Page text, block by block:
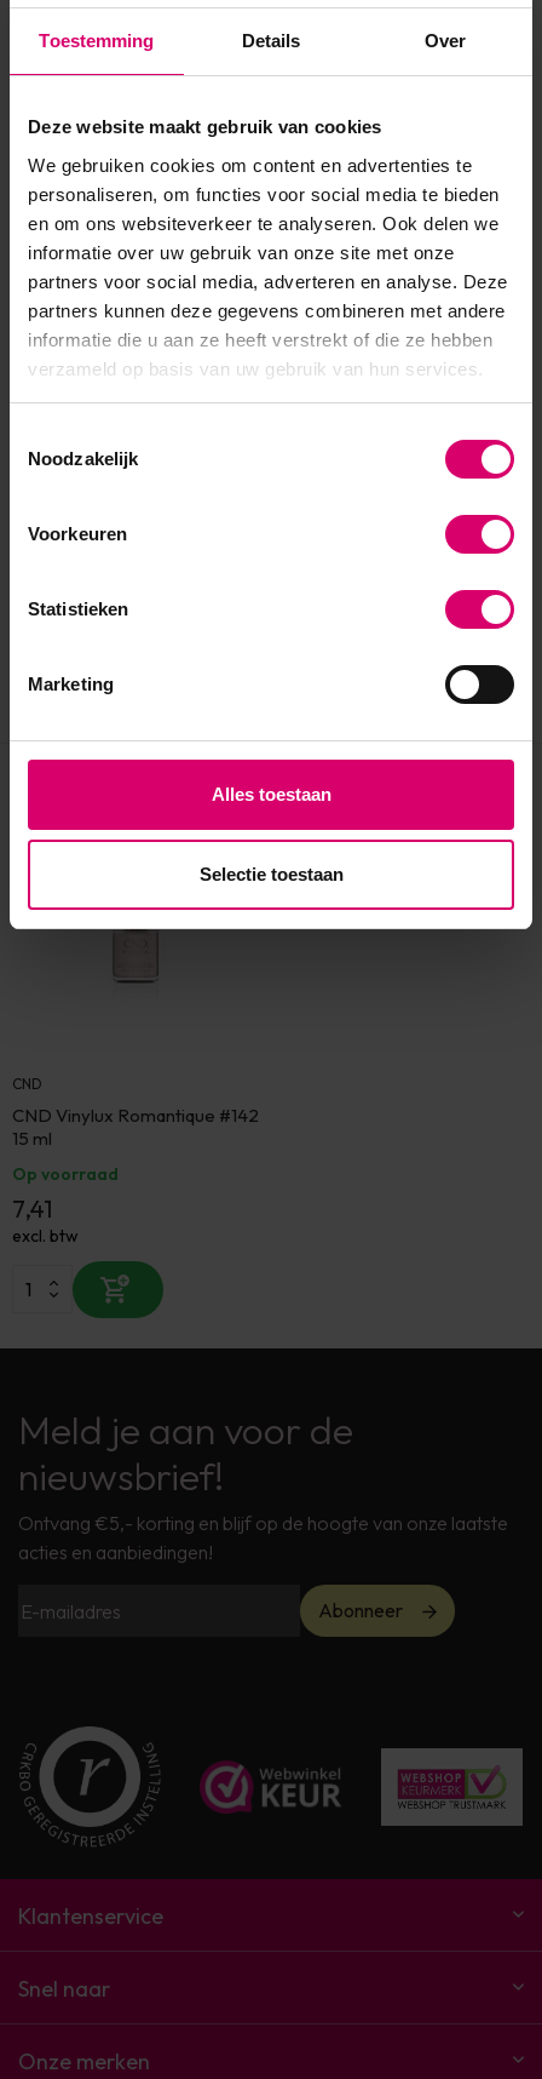
Toestemming Details Over
Deze website maakt gebruik van cookies
We gebruiken cookies om content en advertenties te
personaliseren, om functies voor social media te bieden
en om ons websiteverkeer te analyseren. Ook delen we
informatie over uw gebruik van onze site met onze
partners voor social media, adverteren en analyse. Deze
partners kunnen deze gegevens combineren met andere
informatie die u aan ze heeft verstrekt of die ze hebben
verzameld op basis van uw gebruik van hun services.
Noodzakelijk
Voorkeuren
Statistieken
Marketing
Alles toestaan
Selectie toestaan
Product specificaties
EAN 639370098647
CND
CND Vinylux Romantique #142
15 ml
Op voorraad
7,41
excl. btw
Meld je aan voor de
nieuwsbrief!
Ontvang €5,- korting en blijf op de hoogte van onze laatste
acties en aanbiedingen!
Abonneer
Klantenservice
Snel naar
Onze merken